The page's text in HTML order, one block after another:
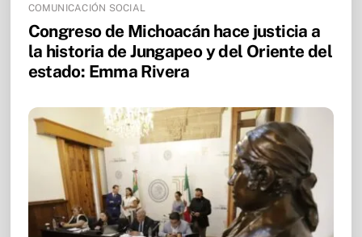
COMUNICACIÓN SOCIAL
Congreso de Michoacán hace justicia a
la historia de Jungapeo y del Oriente del
estado: Emma Rivera